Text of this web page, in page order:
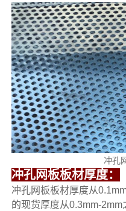
冲孔
冲孔网板板材厚度：
冲孔网板板材厚度从
的现货厚度从0.3mm-2mm